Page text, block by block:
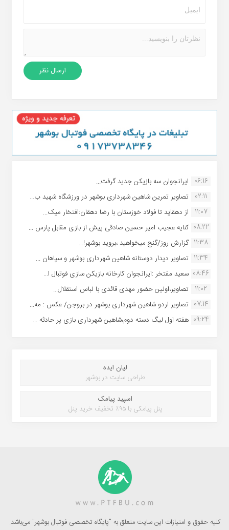
06:16 ایرانجوان سه بازیکن جدید گرفت...
02:11
تصاویر تمرین شاهین شهردارى بوشهر در ورزشگاه شهید ب...
11:07
از دهقاید تا فولاد خوزستان با رضا دهقان:افتخار میک...
08:22 کنایه عجیب امیر حسین صادقی پیش از بازی مقابل پارس ...
11:38 گزارش روز/گنج میخواهید ،بروید بوشهر!...
11:34 تصاویر دیدار دوستانه شاهین شهردارى بوشهر و سپاهان ...
08:46 سعید مفتخر :ایرانجوان کارخانه بازیکن سازی فوتبال ا...
11:02
تصاویر،اولین حضور مهدی قائدی با لباس استقلال...
07:14 تصاویر اردو شاهین شهرداری بوشهر در بروجن/ عکس : مه...
09:24 هفته اول لیگ دسته دوم،شاهین شهرداری بازی پر حادثه ...
لیان ایده
طراحی سایت در بوشهر
اسپید پیامک
پنل پیامکی با ۹۵٪ تخفیف خرید پنل
کلیه حقوق و امتیازات این سایت متعلق به "پایگاه تخصصی فوتبال بوشهر" می‌باشد.